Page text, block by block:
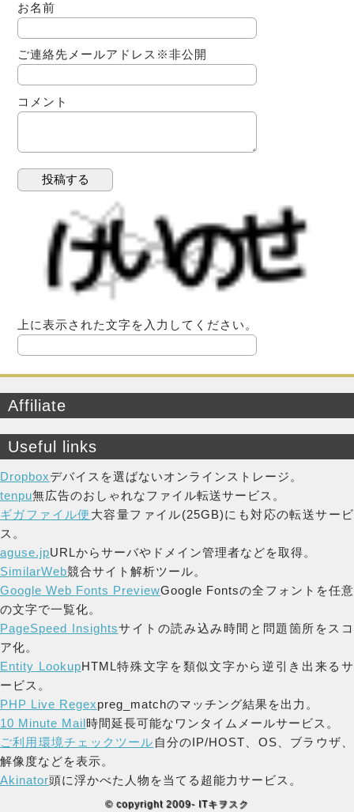
お名前
ご連絡先メールアドレス ※非公開
コメント
上に表示された文字を入力してください。
Affiliate
Useful links
Dropboxデバイスを選ばないオンラインストレージ。
tenpu無広告のおしゃれなファイル転送サービス。
ギガファイル便 大容量ファイル(25GB)にも対応の転送サービ
ス。
aguse.jpURLからサーバやドメイン管理者などを取得。
SimilarWeb競合サイト解析ツール。
Google Web Fonts PreviewGoogle Fontsの全フォントを任意
の文字で一覧化。
PageSpeed Insightsサイトの読み込み時間と問題箇所をスコ
ア化。
Entity LookupHTML特殊文字を類似文字から逆引き出来るサ
ービス。
PHP Live Regexpreg_matchのマッチング結果を出力。
10 Minute Mail時間延長可能なワンタイムメールサービス。
ご利用環境チェックツール 自分のIP/HOST、OS、ブラウザ、
解像度などを表示。
Akinator頭に浮かべた人物を当てる超能力サービス。
© copyright 2009- ITキヲスク